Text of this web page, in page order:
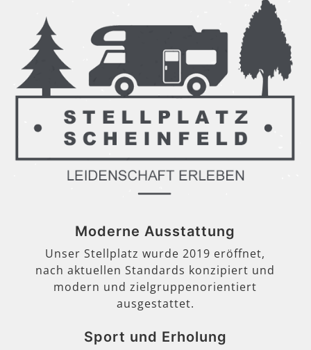
Moderne Ausstattung
Unser Stellplatz wurde 2019 eröffnet,
nach aktuellen Standards konzipiert und
modern und zielgruppenorientiert
ausgestattet.
Sport und Erholung